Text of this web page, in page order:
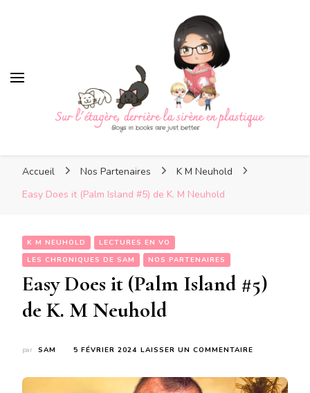
Sur l'étagère, derrière la
sirène en plastique
sirène en plastique
Accueil Nos Partenaires
K M Neuhold
Easy Does it (Palm Island #5) de K. M Neuhold
K M NEUHOLD
LECTURES EN VO
LES CHRONIQUES DE SAM
NOS PARTENAIRES
Easy Does it (Palm Island #5)
de K. M Neuhold
par SAM 5 FÉVRIER 2024 LAISSER UN COMMENTAIRE
IT